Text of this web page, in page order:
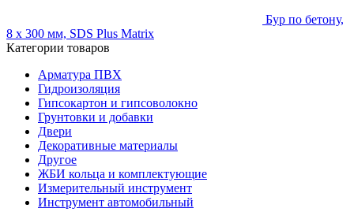
Бур по бетону,
8 х 300 мм, SDS Plus Matrix
Категории товаров
Арматура ПВХ
Гидроизоляция
Гипсокартон и гипсоволокно
Грунтовки и добавки
Двери
Декоративные материалы
Другое
ЖБИ кольца и комплектующие
Измерительный инструмент
Инструмент автомобильный